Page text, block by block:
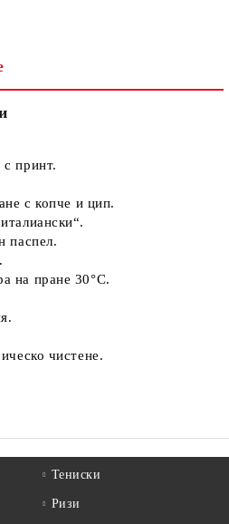
принт.
с копче и цип.
паспел.
на пране 30°C.
чистене.
Тениски
Ризи